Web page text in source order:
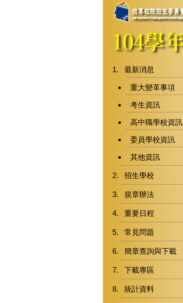
最新消息
重大變革事項
考生資訊
高中職學校資訊
委員學校資訊
其他資訊
招生學校
規章辦法
重要日程
常見問題
簡章查詢與下載
下載專區
統計資料